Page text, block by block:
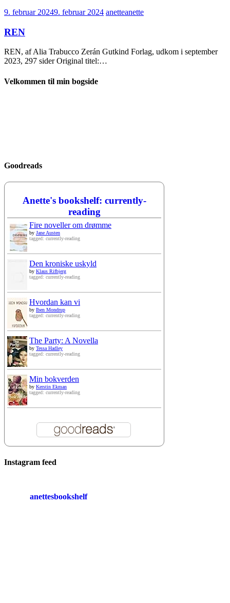
9. februar 20249. februar 2024 anetteanette
REN
REN, af Alia Trabucco Zerán Gutkind Forlag, udkom i september
2023, 297 sider Original titel:…
Velkommen til min bogside
Goodreads
Anette's bookshelf: currently-
reading
Fire noveller om drømme
by Jane Austen
tagged: currently-reading
Den kroniske uskyld
by Klaus Rifbjerg
tagged: currently-reading
Hvordan kan vi
by Iben Mondrup
tagged: currently-reading
The Party: A Novella
by Tessa Hadley
tagged: currently-reading
Min bokverden
by Kerstin Ekman
tagged: currently-reading
Instagram feed
anettesbookshelf